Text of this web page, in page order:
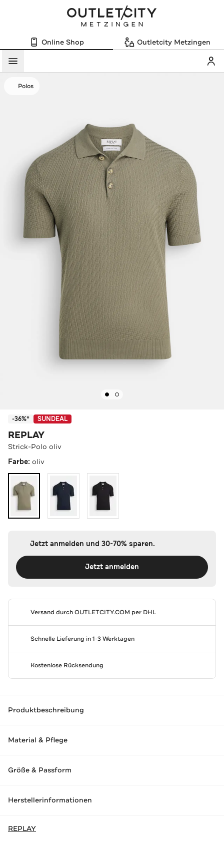
Online Shop Outletcity Metzingen
Menü
Polos
-36%* SUNDEAL
REPLAY
Strick-Polo oliv
Farbe: oliv
Jetzt anmelden und 30-70% sparen.
Jetzt anmelden
Versand durchOUTLETCITY.COM per DHL
Schnelle Lieferung in 1-3 Werktagen
Kostenlose Rücksendung
Produktbeschreibung
Material & Pflege
Größe & Passform
Herstellerinformationen
REPLAY